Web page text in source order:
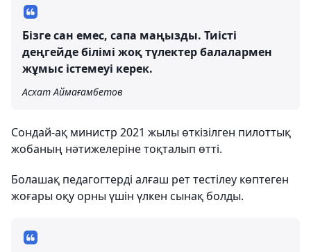
Бізге сан емес, сапа маңызды. Тиісті
деңгейде білімі жоқ түлектер балалармен
жұмыс істемеуі керек.
Асхат Аймағамбетов
Сондай-ақ министр 2021 жылы өткізілген пилоттық
жобаның нәтижелеріне тоқталып өтті.
Болашақ педагогтерді алғаш рет тестілеу көптеген
жоғары оқу орны үшін үлкен сынақ болды.